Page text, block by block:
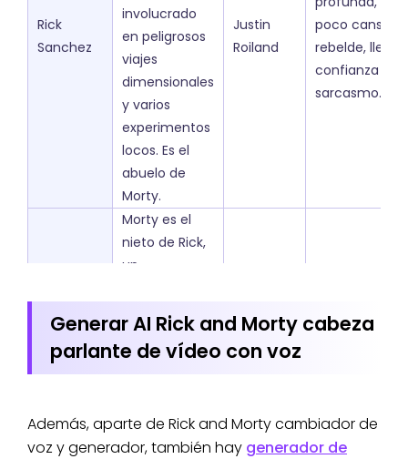
Rick
Sanchez
involucrado
en peligrosos
viajes
dimensionales
y varios
experimentos
locos. Es el
abuelo de
Morty.
Justin
Roiland
poco
rebelde, llena
confianza y
sarcasmo.
Morty
Smith
Morty es el
nieto de Rick,
un
corriente y
tímido que a
menudo se ve
las insólitas
aventuras de
Justin
Roiland
es aguda,
Generar AI Rick and Morty cabeza
parlante de vídeo con voz
Además, aparte de Rick and Morty cambiador de
voz y generador, también hay generador de